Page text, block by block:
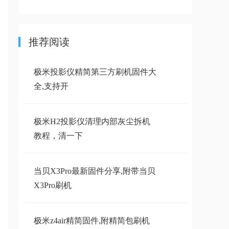
推荐阅读
极米投影仪精简第三方刷机固件大
全,支持开
极米H2投影仪清理内部灰尘拆机
教程，清一下
当贝X3Pro最新固件分享,附带当贝
X3Pro刷机
极米z4air精简固件,附精简包刷机